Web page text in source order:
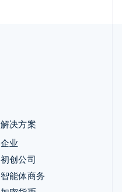
解决方案
企业
初创公司
智能体商务